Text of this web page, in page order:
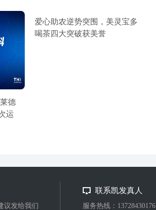
德
运
爱心助农逆势突围，美灵宝多
喝茶四大突破获美誉
议发给我们
联系凯发真人
服务热线：13728430176